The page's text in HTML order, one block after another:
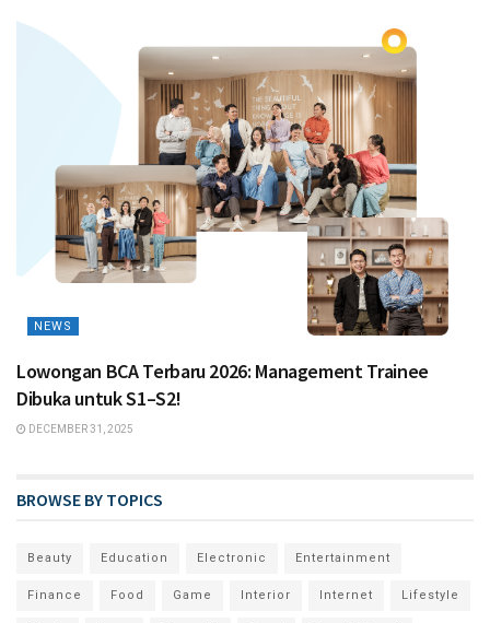
NEWS
Lowongan BCA Terbaru 2026: Management Trainee
Dibuka untuk S1–S2!
DECEMBER 31, 2025
BROWSE BY TOPICS
Beauty Education Electronic Entertainment
Finance Food Game Interior Internet Lifestyle